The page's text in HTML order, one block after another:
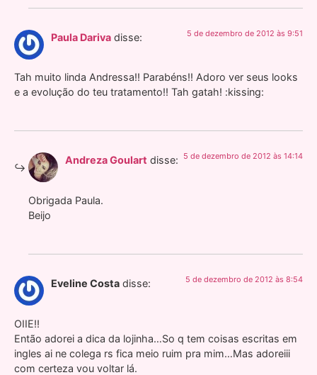
Paula Dariva disse: 5 de dezembro de 2012 às 9:51
Tah muito linda Andressa!! Parabéns!! Adoro ver seus looks
e a evolução do teu tratamento!! Tah gatah! :kissing:
Andreza Goulart disse: 5 de dezembro de 2012 às 14:14
Obrigada Paula.
Beijo
Eveline Costa disse: 5 de dezembro de 2012 às 8:54
OIIE!!
Então adorei a dica da lojinha…So q tem coisas escritas em
ingles ai ne colega rs fica meio ruim pra mim…Mas adoreiii
com certeza vou voltar lá.